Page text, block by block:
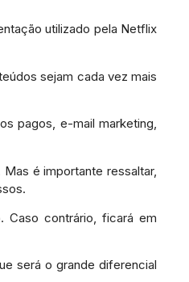
utilizado pela Netflix
sejam cada vez mais
pagos, e-mail marketing,
é importante ressaltar,
Caso contrário, ficará em
será o grande diferencial